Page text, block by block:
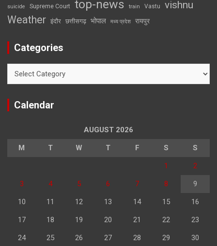
suicide Supreme Court top-news train Vastu vishnu
Weather इंदौर छत्तीसगढ़ भोपाल मध्य प्रदेश रायपुर
Categories
Calendar
AUGUST 2026
M T W T F S S
1 2
3 4 5 6 7 8 9
10 11 12 13 14 15 16
17 18 19 20 21 22 23
24 25 26 27 28 29 30